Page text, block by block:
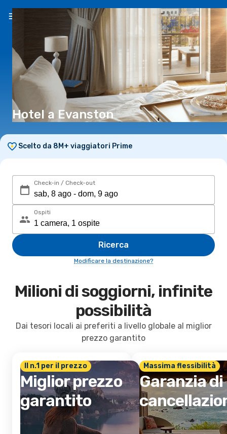
IT(€)
Hotel a Evanston
Scelto da 8M+ viaggiatori Prime
Check-in / Check-out
Ospiti
Ricerca
Modificare la destinazione?
Milioni di soggiorni, infinite
possibilità
Dai tesori locali ai preferiti a livello globale al miglior
prezzo garantito
Il n.1 per il prezzo
Miglior prezzo
garantito
Massima flessibilità
Garanzia di